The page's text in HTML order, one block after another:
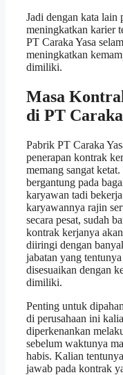
Jadi dengan kata lain
meningkatkan karier
PT Caraka Yasa
meningkatkan
dimiliki.
Masa
di PT Caraka
Pabrik PT Caraka
penerapan kontrak
memang sangat
bergantung pada
karyawan tadi
karyawannya rajin
secara pesat, sudah
kontrak kerjanya
diiringi dengan
jabatan yang
disesuaikan dengan
dimiliki.
Penting untuk
di perusahaan ini
diperkenankan
sebelum waktunya
habis. Kalian
jawab pada kontrak